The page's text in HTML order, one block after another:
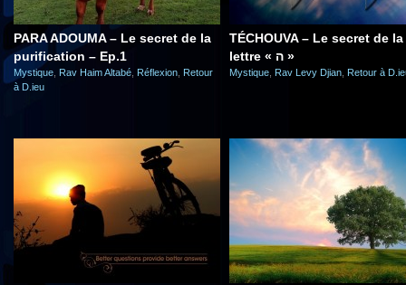
PARA ADOUMA – Le secret de la
purification – Ep.1
Mystique Rav Haim Altabé Réflexion Retour
à D.ieu
TÉCHOUVA – Le secret de la
lettre « ה »
Mystique Rav Levy Djian Retour à